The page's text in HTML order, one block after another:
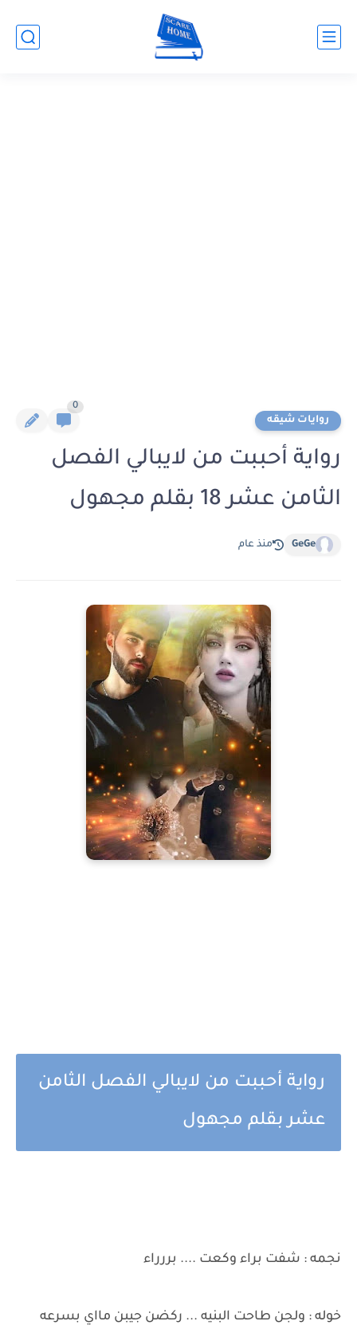
روايات شيقه
0
رواية أحببت من لايبالي الفصل
الثامن عشر 18 بقلم مجهول
GeGe منذ عام
رواية أحببت من لايبالي الفصل الثامن
عشر بقلم مجهول
نجمه : شفت براء وكعت .... بررراء
خوله : ولجن طاحت البنيه ... ركضن جيبن مااي بسرعه